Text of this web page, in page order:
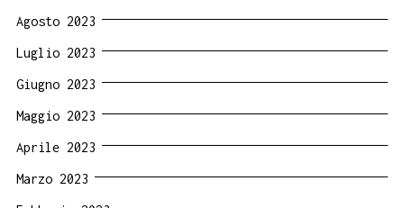
Agosto 2023
Luglio 2023
Giugno 2023
Maggio 2023
Aprile 2023
Marzo 2023